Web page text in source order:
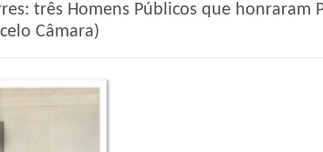
três Homens Públicos que honraram
Câmara)